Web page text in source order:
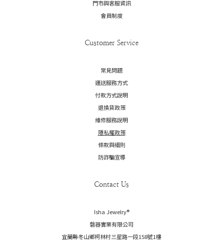
門市與客服資訊
會員制度
Customer Service
常見問題
運送服務方式
付款方式說明
退換貨政策
維修服務說明
隱私權政策
條款與細則
防詐騙宣導
Contact Us
Isha Jewelry®️
磐器實業有限公司
宜蘭縣冬山鄉柯林村三星路一段158號1樓